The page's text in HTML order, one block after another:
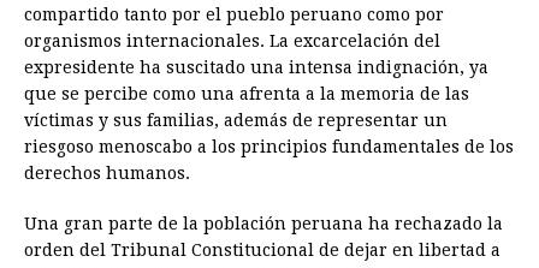
compartido tanto por el pueblo peruano como por
organismos internacionales. La excarcelación del
expresidente ha suscitado una intensa indignación, ya
que se percibe como una afrenta a la memoria de las
víctimas y sus familias, además de representar un
riesgoso menoscabo a los principios fundamentales de los
derechos humanos.
Una gran parte de la población peruana ha rechazado la
orden del Tribunal Constitucional de dejar en libertad a